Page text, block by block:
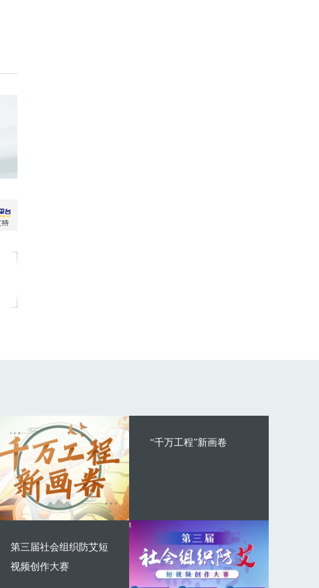
“千万工程”新画卷
第三届社会组织防艾短
视频创作大赛